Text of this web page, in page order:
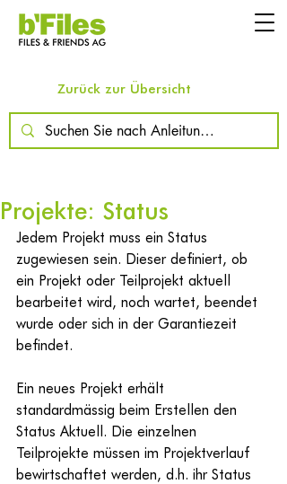
Zurück zur Übersicht
Projekte: Status
Jedem Projekt muss ein Status
zugewiesen sein. Dieser definiert, ob
ein Projekt oder Teilprojekt aktuell
bearbeitet wird, noch wartet, beendet
wurde oder sich in der Garantiezeit
befindet.
Ein neues Projekt erhält
standardmässig beim Erstellen den
Status Aktuell. Die einzelnen
Teilprojekte müssen im Projektverlauf
bewirtschaftet werden, d.h. ihr Status